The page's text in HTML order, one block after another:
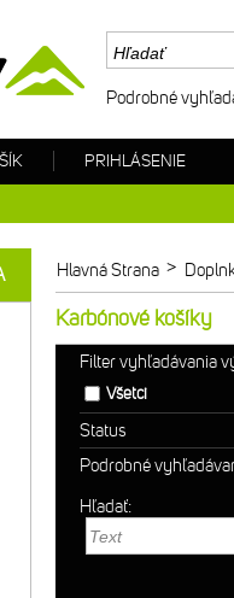
Hlavná Strana >
Karbónové košíky
Filter vyhľadávania
Všetci
Status
Podrobné
Hľadať:
Podrobné
PRIHLÁSENIE